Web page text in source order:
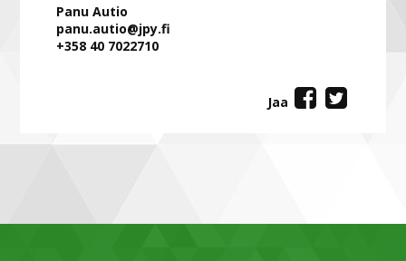
Panu Autio
panu.autio@jpy.fi
+358 40 7022710
Jaa